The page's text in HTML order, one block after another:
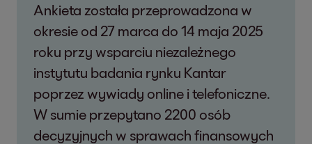
Ankieta została przeprowadzona w
okresie od 27 marca do 14 maja 2025
roku przy wsparciu niezależnego
instytutu badania rynku Kantar
poprzez wywiady online i telefoniczne.
W sumie przepytano 2200 osób
decyzyjnych w sprawach finansowych